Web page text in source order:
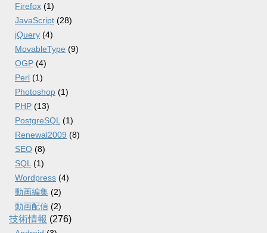
Firefox (1)
JavaScript (28)
jQuery (4)
MovableType (9)
OGP (4)
Perl (1)
Photoshop (1)
PHP (13)
PostgreSQL (1)
Renewal2009 (8)
SEO (8)
SQL (1)
Wordpress (4)
動画編集 (2)
動画配信 (2)
技術情報 (276)